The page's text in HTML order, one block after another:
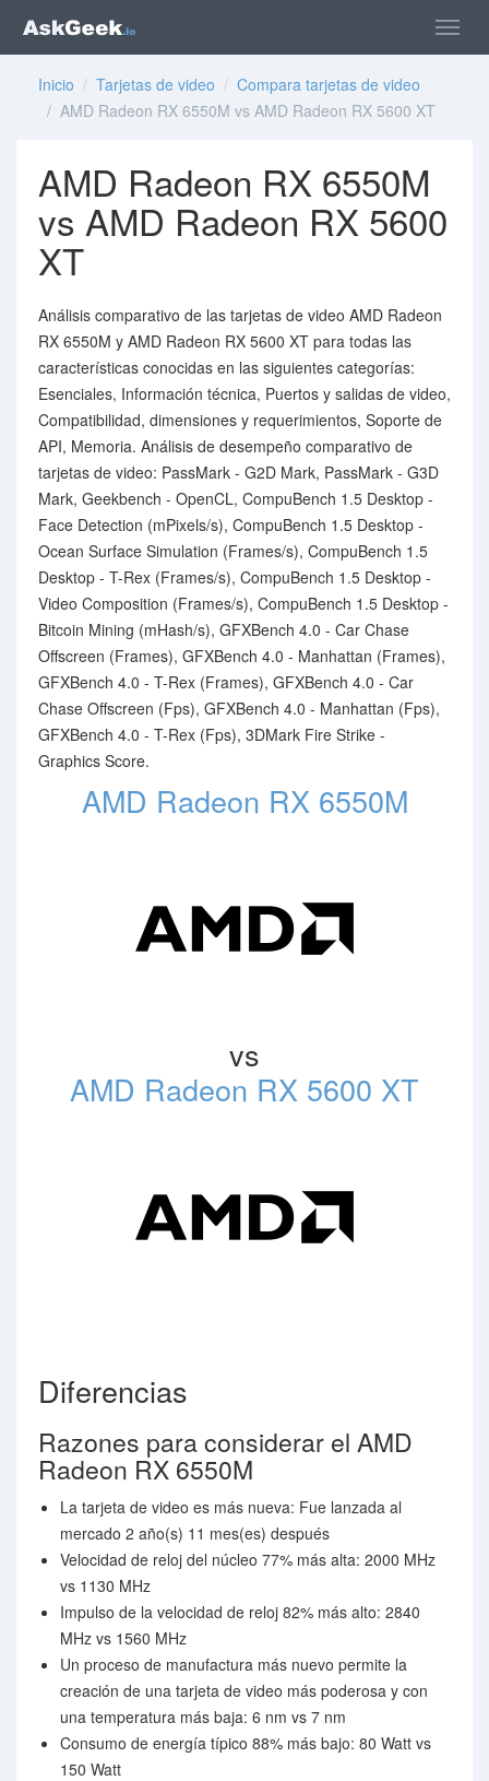
Inicio / Tarjetas de video / Compara tarjetas de video
/ AMD Radeon RX 6550M vs AMD Radeon RX 5600 XT
AMD Radeon RX 6550M
vs AMD Radeon RX 5600
XT
Análisis comparativo de las tarjetas de video AMD Radeon
RX 6550M y AMD Radeon RX 5600 XT para todas las
características conocidas en las siguientes categorías:
Esenciales, Información técnica, Puertos y salidas de video,
Compatibilidad, dimensiones y requerimientos, Soporte de
API, Memoria. Análisis de desempeño comparativo de
tarjetas de video: PassMark - G2D Mark, PassMark - G3D
Mark, Geekbench - OpenCL, CompuBench 1.5 Desktop -
Face Detection (mPixels/s), CompuBench 1.5 Desktop -
Ocean Surface Simulation (Frames/s), CompuBench 1.5
Desktop - T-Rex (Frames/s), CompuBench 1.5 Desktop -
Video Composition (Frames/s), CompuBench 1.5 Desktop -
Bitcoin Mining (mHash/s), GFXBench 4.0 - Car Chase
Offscreen (Frames), GFXBench 4.0 - Manhattan (Frames),
GFXBench 4.0 - T-Rex (Frames), GFXBench 4.0 - Car
Chase Offscreen (Fps), GFXBench 4.0 - Manhattan (Fps),
GFXBench 4.0 - T-Rex (Fps), 3DMark Fire Strike -
Graphics Score.
AMD Radeon RX 6550M
vs
AMD Radeon RX 5600 XT
Diferencias
Razones para considerar el AMD
Radeon RX 6550M
La tarjeta de video es más nueva: Fue lanzada al
mercado 2 año(s) 11 mes(es) después
Velocidad de reloj del núcleo 77% más alta: 2000 MHz
vs 1130 MHz
Impulso de la velocidad de reloj 82% más alto: 2840
MHz vs 1560 MHz
Un proceso de manufactura más nuevo permite la
creación de una tarjeta de video más poderosa y con
una temperatura más baja: 6 nm vs 7 nm
Consumo de energía típico 88% más bajo: 80 Watt vs
150 Watt